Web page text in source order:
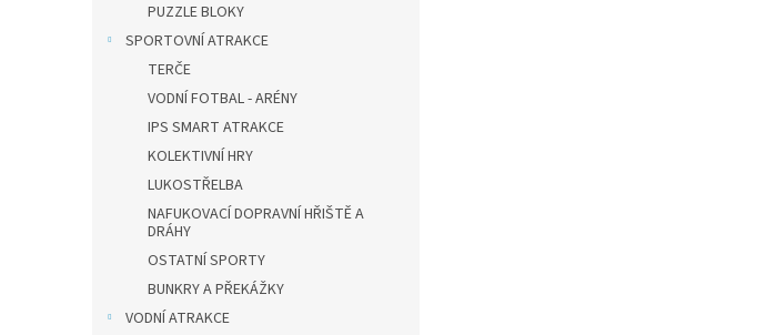
PUZZLE BLOKY
SPORTOVNÍ ATRAKCE
TERČE
VODNÍ FOTBAL - ARÉNY
IPS SMART ATRAKCE
KOLEKTIVNÍ HRY
LUKOSTŘELBA
NAFUKOVACÍ DOPRAVNÍ HŘIŠTĚ A
DRÁHY
OSTATNÍ SPORTY
BUNKRY A PŘEKÁŽKY
VODNÍ ATRAKCE